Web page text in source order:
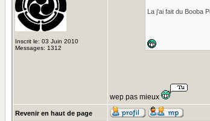
Inscrit le: 03 Juin 2010
Messages: 1312
La j'ai fait du Booba
wep pas mieux
Revenir en haut de page